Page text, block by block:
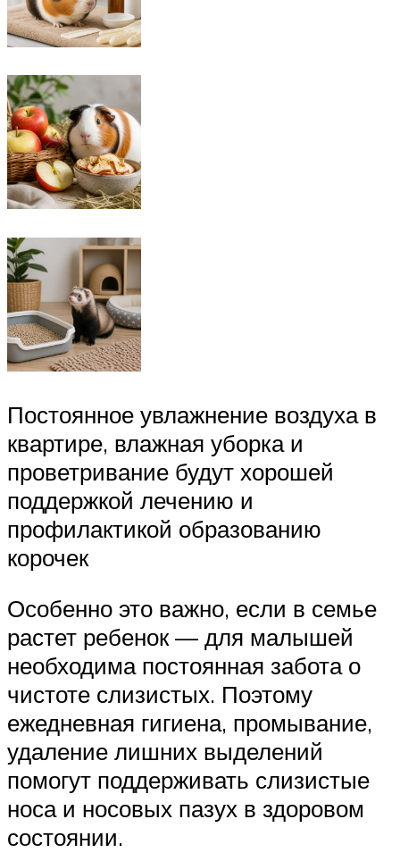
Постоянное увлажнение воздуха в
квартире, влажная уборка и
проветривание будут хорошей
поддержкой лечению и
профилактикой образованию
корочек
Особенно это важно, если в семье
растет ребенок — для малышей
необходима постоянная забота о
чистоте слизистых. Поэтому
ежедневная гигиена, промывание,
удаление лишних выделений
помогут поддерживать слизистые
носа и носовых пазух в здоровом
состоянии.